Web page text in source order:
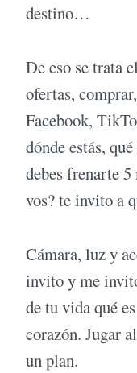
destino…
De eso se trata
ofertas,
Facebook,
dónde estás,
debes frenarte
vos? te invito a
Cámara, luz y
invito y me
de tu vida qué
corazón. Jugar
un plan.